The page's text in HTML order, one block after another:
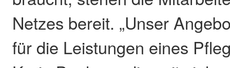
Netzes bereit. „Unser
für die Leistungen eines